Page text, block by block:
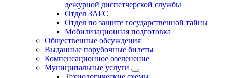
дежурной диспетчерской службы
Отдел ЗАГС
Отдел по защите государственной тайны
Мобилизационная подготовка
Общественные обсуждения
Выданные порубочные билеты
Компенсационное озеленение
Муниципальные услуги